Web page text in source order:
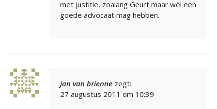
met justitie, zoalang Geurt maar wèl een
goede advocaat mag hebben.
jan van brienne zegt:
27 augustus 2011 om 10:39